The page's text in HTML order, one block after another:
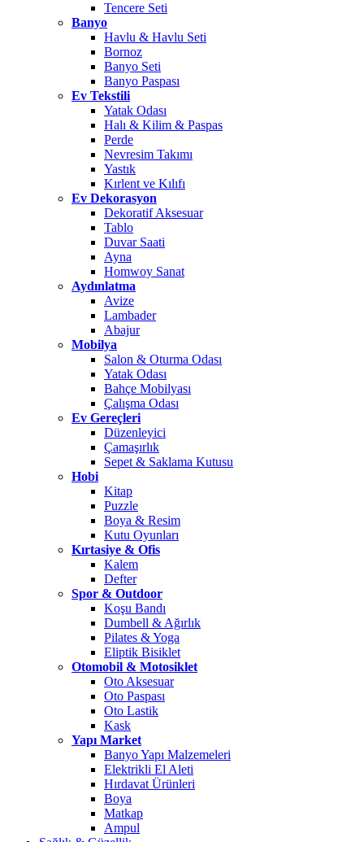
Tencere Seti
Banyo
Havlu & Havlu Seti
Bornoz
Banyo Seti
Banyo Paspası
Ev Tekstili
Yatak Odası
Halı & Kilim & Paspas
Perde
Nevresim Takımı
Yastık
Kırlent ve Kılıfı
Ev Dekorasyon
Dekoratif Aksesuar
Tablo
Duvar Saati
Ayna
Homwoy Sanat
Aydınlatma
Avize
Lambader
Abajur
Mobilya
Salon & Oturma Odası
Yatak Odası
Bahçe Mobilyası
Çalışma Odası
Ev Gereçleri
Düzenleyici
Çamaşırlık
Sepet & Saklama Kutusu
Hobi
Kitap
Puzzle
Boya & Resim
Kutu Oyunları
Kırtasiye & Ofis
Kalem
Defter
Spor & Outdoor
Koşu Bandı
Dumbell & Ağırlık
Pilates & Yoga
Eliptik Bisiklet
Otomobil & Motosiklet
Oto Aksesuar
Oto Paspası
Oto Lastik
Kask
Yapı Market
Banyo Yapı Malzemeleri
Elektrikli El Aleti
Hırdavat Ürünleri
Boya
Matkap
Ampul